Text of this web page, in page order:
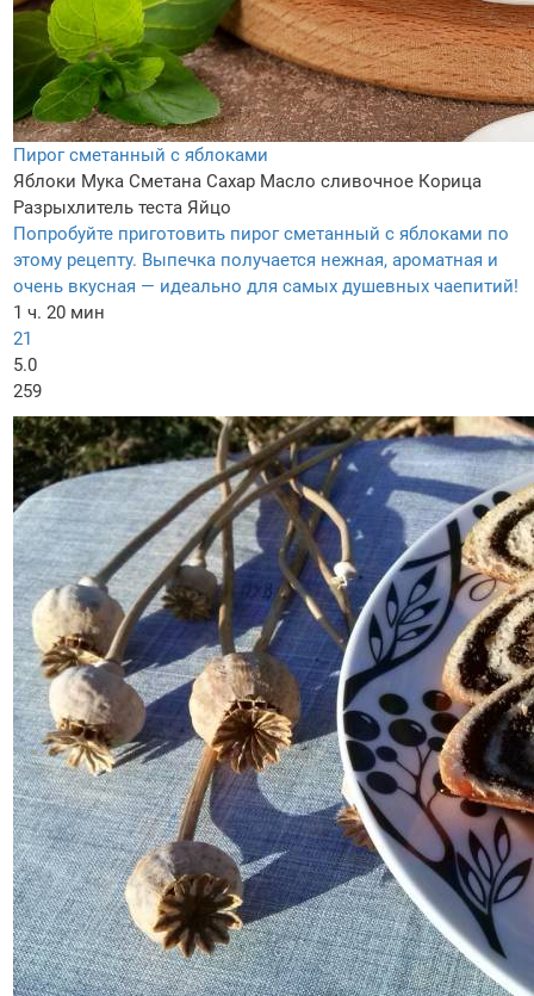
Пирог сметанный с яблоками
Яблоки Мука Сметана Сахар Масло сливочное Корица
Разрыхлитель теста Яйцо
Попробуйте приготовить пирог сметанный с яблоками по
этому рецепту. Выпечка получается нежная, ароматная и
очень вкусная — идеально для самых душевных чаепитий!
1 ч. 20 мин
21
5.0
259